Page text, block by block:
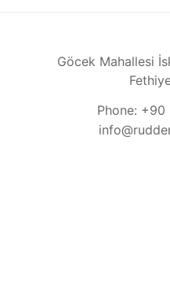
Göcek Mahallesi
Phone: